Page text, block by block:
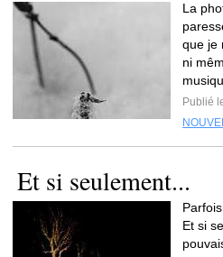
La
que je
ni
Publié
Et si seulement...
Et si